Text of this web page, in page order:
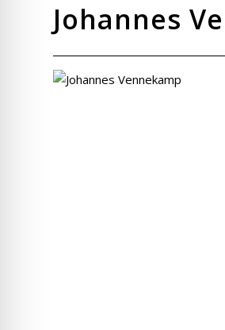
Johannes